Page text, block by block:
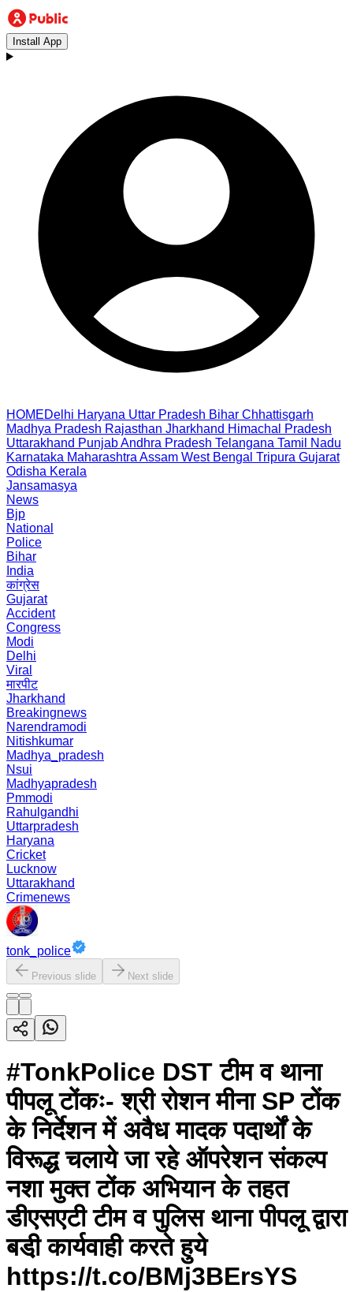
Install App
HOMEDelhi Haryana Uttar Pradesh Bihar Chhattisgarh
Madhya Pradesh Rajasthan Jharkhand Himachal Pradesh
Uttarakhand PunjabAndhra Pradesh Telangana Tamil Nadu
Karnataka Maharashtra Assam West Bengal Tripura Gujarat
Odisha Kerala
Jansamasya
News
Bjp
National
Police
Bihar
India
कांग्रेस
Gujarat
Accident
Congress
Modi
Delhi
Viral
मारपीट
Jharkhand
Breakingnews
Narendramodi
Nitishkumar
Madhya_pradesh
Nsui
Madhyapradesh
Pmmodi
Rahulgandhi
Uttarpradesh
Haryana
Cricket
Lucknow
Uttarakhand
Crimenews
tonk_police
Previous slide Next slide
#TonkPolice DST टीम व थाना
पीपलू टोंकः- श्री रोशन मीना SP टोेंक
के निर्देशन में अवैध मादक पदार्थों के
विरूद्ध चलाये जा रहे ऑपरेशन संकल्प
नशा मुक्त टोंक अभियान के तहत
डीएसएटी टीम व पुलिस थाना पीपलू द्वारा
बडी़ कार्यवाही करते हुये
https://t.co/BMj3BErsYS